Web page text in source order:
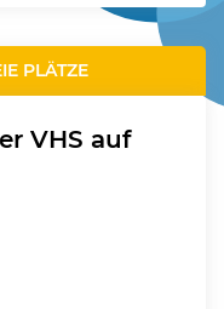
PLÄTZE
VHS auf